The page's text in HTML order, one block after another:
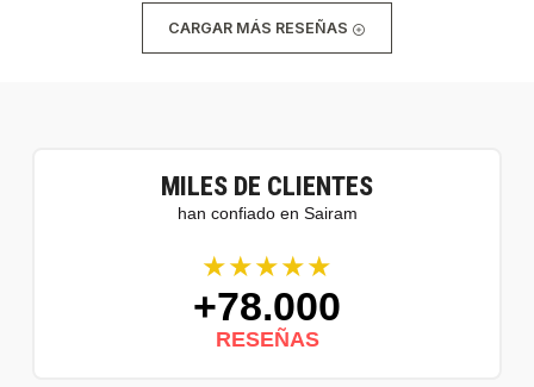
CARGAR MÁS RESEÑAS
MILES DE CLIENTES
han confiado en Sairam
★★★★★
+78.000
RESEÑAS